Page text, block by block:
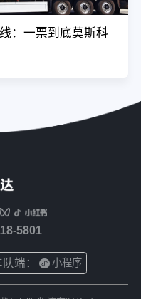
专线：一票到底莫斯科
5801
端： 小程序